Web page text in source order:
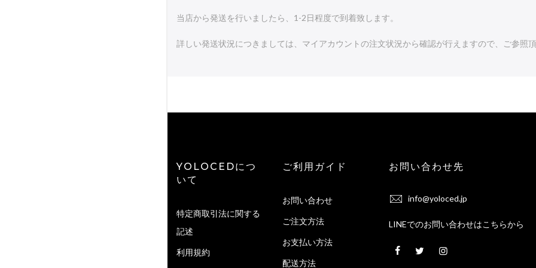
当店から発送を行いましたら、1-2日程度で到着致します。
詳しい発送状況につきましては、マイアカウントの注文状況から確認が行えますので、ご参照頂
YOLOCEDにつ
いて
特定商取引法に関する
記述
利用規約
ご利用ガイド
お問い合わせ
ご注文方法
お支払い方法
配送方法
お問い合わせ先
info@yoloced.jp
LINEでのお問い合わせはこちらから